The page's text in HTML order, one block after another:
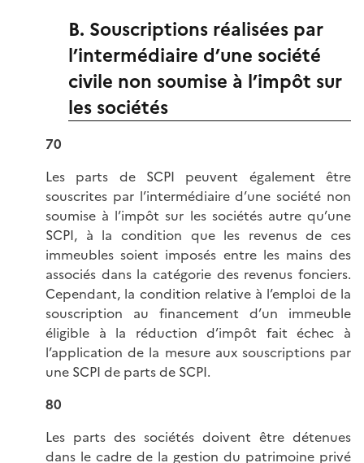
B. Souscriptions réalisées par
l’intermédiaire d’une société
civile non soumise à l’impôt sur
les sociétés
70
Les parts de SCPI peuvent également être
souscrites par l’intermédiaire d’une société non
soumise à l’impôt sur les sociétés autre qu’une
SCPI, à la condition que les revenus de ces
immeubles soient imposés entre les mains des
associés dans la catégorie des revenus fonciers.
Cependant, la condition relative à l’emploi de la
souscription au financement d’un immeuble
éligible à la réduction d’impôt fait échec à
l’application de la mesure aux souscriptions par
une SCPI de parts de SCPI.
80
Les parts des sociétés doivent être détenues
dans le cadre de la gestion du patrimoine privé